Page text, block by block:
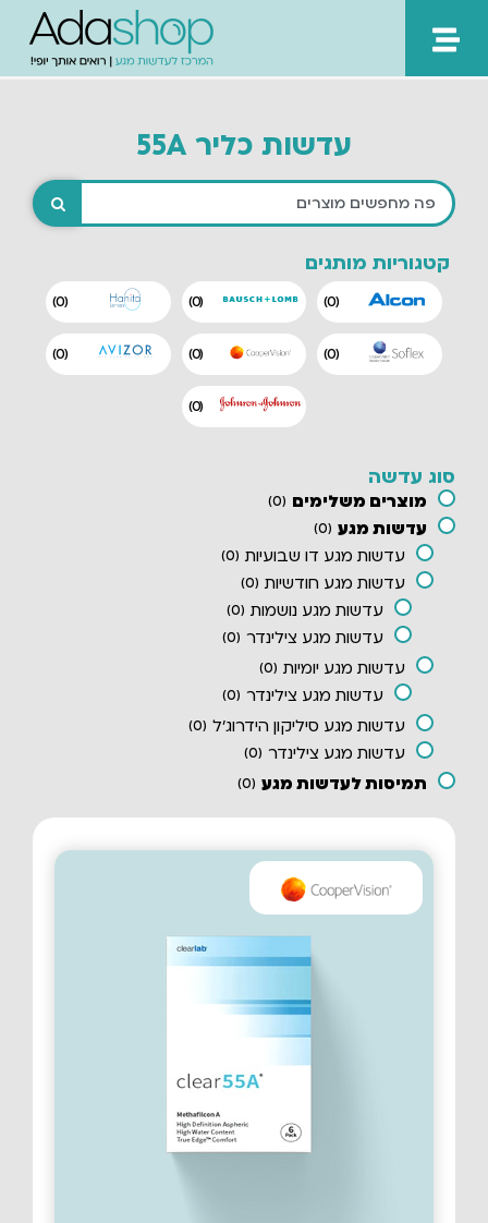
לתוכן
עדשות כליר 55A
קטגוריות מותגים
(
0
)
(
0
)
(
0
)
(
0
)
(
0
)
(
0
)
(
0
)
סוג עדשה
מוצרים משלימים (
0
)
עדשות מגע (
0
)
עדשות מגע דו שבועיות (
0
)
עדשות מגע חודשיות (
0
)
עדשות מגע נושמות (
0
)
עדשות מגע צילינדר (
0
)
עדשות מגע יומיות (
0
)
עדשות מגע צילינדר (
0
)
עדשות מגע סיליקון הידרוג'ל (
0
)
עדשות מגע צילינדר (
0
)
תמיסות לעדשות מגע (
0
)